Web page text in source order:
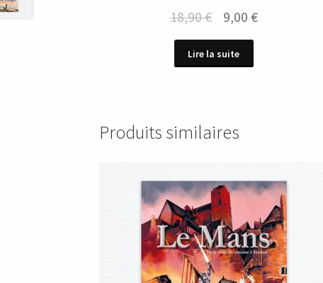
18,90€
Le
prix
initial
9,00 €Le
Lire la suite
Produits similaires